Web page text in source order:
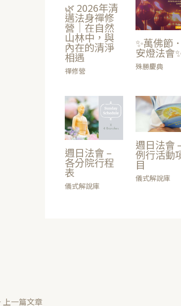
🌿 2026年清
邁法身禪修
營｜在自然
山林中，與
內在的清淨
相遇
禪修營
✨萬佛節
安燈法會
殊勝慶典
週日法會 –
各分院行程
表
儀式解說庫
週日法會
例行活動
目
儀式解說庫
上一篇文章